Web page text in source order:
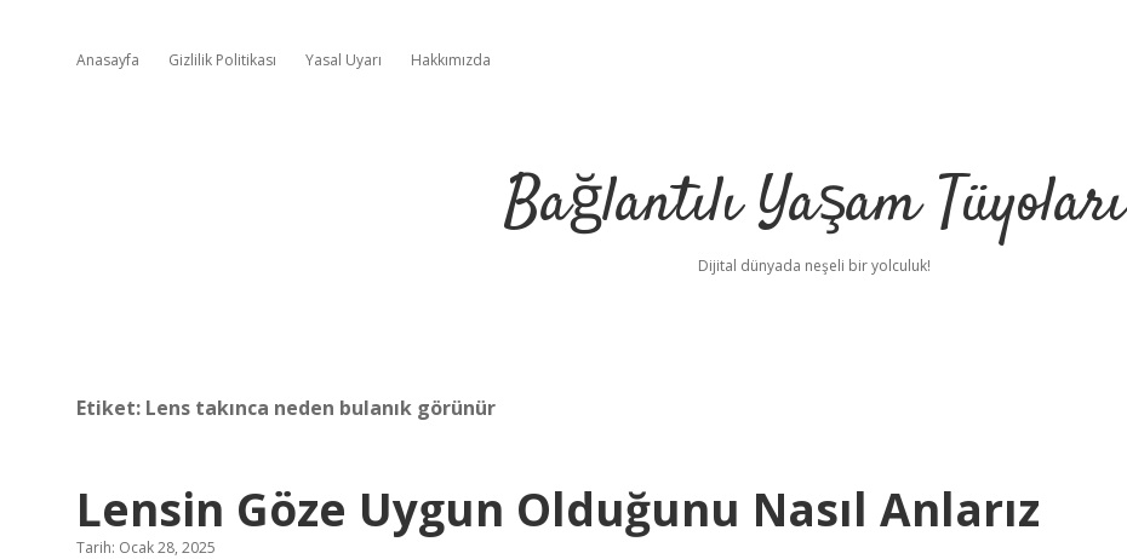
Anasayfa Gizlilik Politikası Yasal Uyarı Hakkımızda
Bağlantılı Yaşam Tüyoları
Dijital dünyada neşeli bir yolculuk!
Etiket: Lens takınca neden bulanık görünür
Lensin Göze Uygun Olduğunu Nasıl Anlarız
Tarih: Ocak 28, 2025